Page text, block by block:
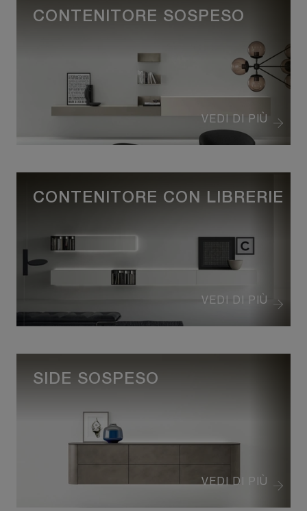
VEDI DI PIÙ
CONTENITORE SOSPESO
VEDI DI PIÙ
CONTENITORE CON LIBRERIE
VEDI DI PIÙ
SIDE SOSPESO